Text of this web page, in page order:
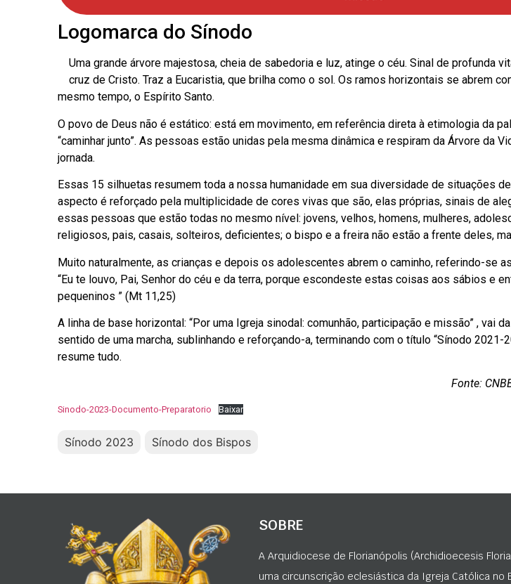
Logomarca do Sínodo
Uma grande árvore majestosa, cheia de sabedoria e luz, atinge o céu. Sinal de profunda
cruz de Cristo. Traz a Eucaristia, que brilha como o sol. Os ramos horizontais se abrem
mesmo tempo, o Espírito Santo.
O povo de Deus não é estático: está em movimento, em referência direta à etimologia da
“caminhar junto”. As pessoas estão unidas pela mesma dinâmica e respiram da Árvore da
jornada.
Essas 15 silhuetas resumem toda a nossa humanidade em sua diversidade de situações
aspecto é reforçado pela multiplicidade de cores vivas que são, elas próprias, sinais de
essas pessoas que estão todas no mesmo nível: jovens, velhos, homens, mulheres,
religiosos, pais, casais, solteiros, deficientes; o bispo e a freira não estão a frente deles,
Muito naturalmente, as crianças e depois os adolescentes abrem o caminho, referindo-se
“Eu te louvo, Pai, Senhor do céu e da terra, porque escondeste estas coisas aos sábios e
pequeninos ” (Mt 11,25)
A linha de base horizontal: “Por uma Igreja sinodal: comunhão, participação e missão” , vai
sentido de uma marcha, sublinhando e reforçando-a, terminando com o título “Sínodo 2021-
resume tudo.
Fonte:
Sinodo-2023-Documento-Preparatorio Baixar
Sínodo 2023 Sínodo dos Bispos
SOBRE
A Arquidiocese de Florianópolis (Archidioecesis
uma circunscrição eclesiástica da Igreja Católica no